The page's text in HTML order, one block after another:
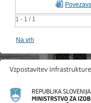
1 - 1 / 1
Na vrh